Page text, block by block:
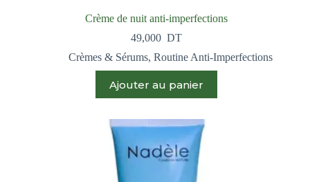
Crème de nuit anti-imperfections
49,000 DT
Crèmes & Sérums, Routine Anti-Imperfections
Ajouter au panier